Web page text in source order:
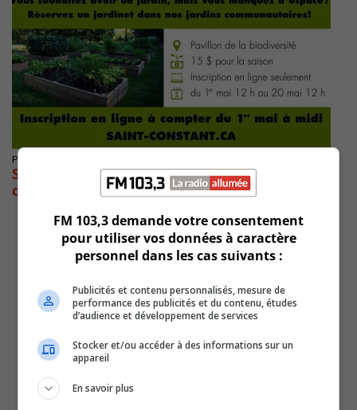
Publié le 2 mai 2020 à 11h00
Saint-Constant aura un jardin
communautaire cet été
FM 103,3 demande votre consentement
pour utiliser vos données à caractère
personnel dans les cas suivants :
Publicités et contenu personnalisés, mesure de
performance des publicités et du contenu, études
d’audience et développement de services
Stocker et/ou accéder à des informations sur un
appareil
En savoir plus